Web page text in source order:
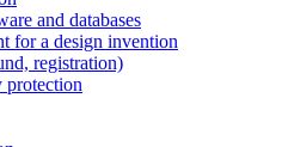
and databases
for a design invention
registration)
protection